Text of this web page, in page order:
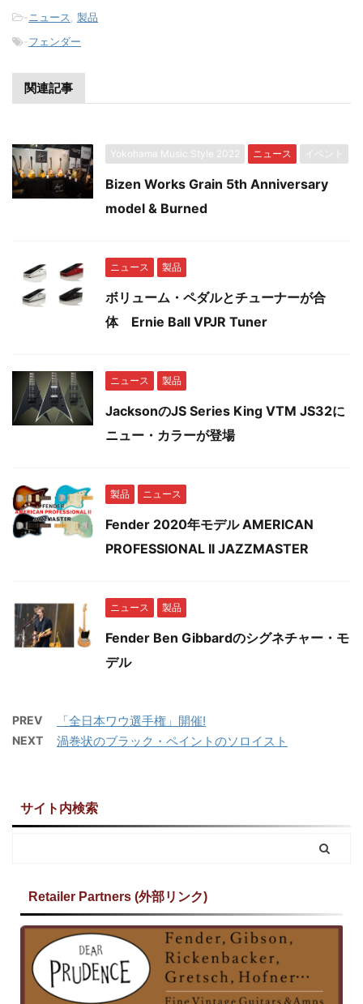
-ニュース, 製品
-フェンダー
関連記事
Yokohama Music Style 2022 ニュース イベント
Bizen Works Grain 5th Anniversary
model & Burned
ニュース 製品
ボリューム・ペダルとチューナーが合
体 Ernie Ball VPJR Tuner
ニュース 製品
JacksonのJS Series King VTM JS32に
ニュー・カラーが登場
製品 ニュース
Fender 2020年モデル AMERICAN
PROFESSIONAL II JAZZMASTER
ニュース 製品
Fender Ben Gibbardのシグネチャー・モ
デル
PREV 「全日本ワウ選手権」開催!
NEXT 渦巻状のブラック・ペイントのソロイスト
サイト内検索
Retailer Partners (外部リンク)